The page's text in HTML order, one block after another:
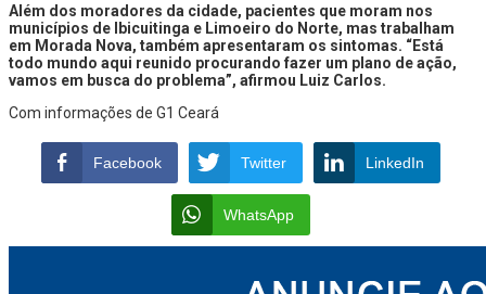
Além dos moradores da cidade, pacientes que moram nos
municípios de Ibicuitinga e Limoeiro do Norte, mas trabalham
em Morada Nova, também apresentaram os sintomas. “Está
todo mundo aqui reunido procurando fazer um plano de ação,
vamos em busca do problema”, afirmou Luiz Carlos.
Com informações de G1 Ceará
Facebook Twitter LinkedIn
WhatsApp